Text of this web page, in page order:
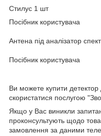
Стилус 1 шт
Посібник користувача
Антена під аналізатор
Посібник користувача
Ви можете купити
скористатися послугою
Якщо у Вас виникли
проконсультують щодо
замовлення за даними